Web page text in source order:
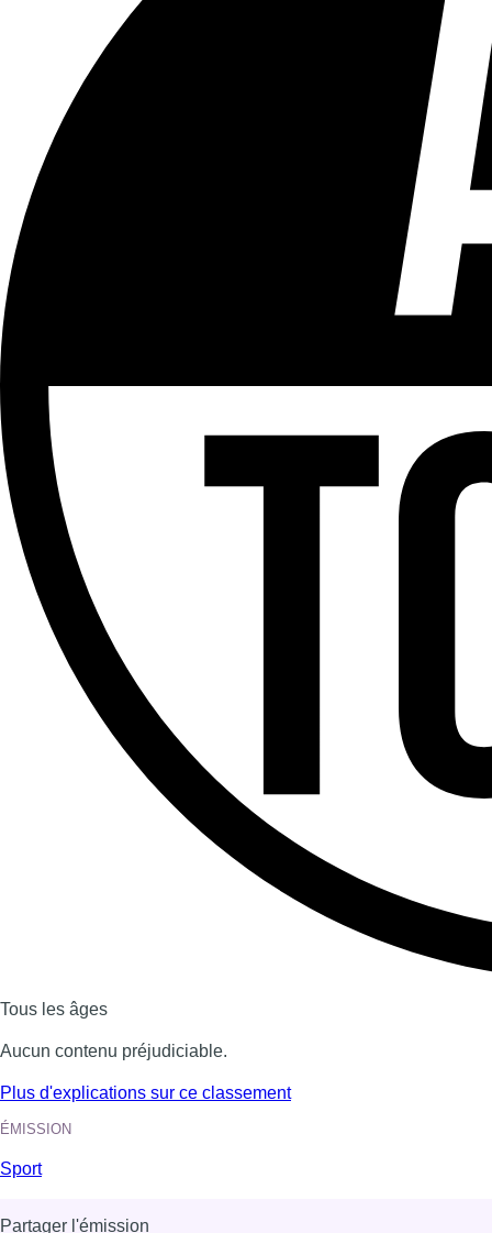
Tous les âges
Aucun contenu préjudiciable.
Plus d'explications sur ce classement
ÉMISSION
Sport
Partager l'émission